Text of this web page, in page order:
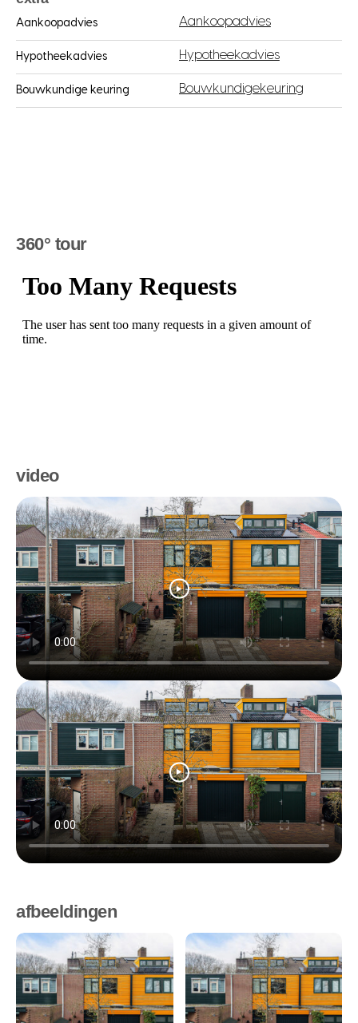
Aankoopadvies Aankoopadvies
Hypotheekadvies Hypotheekadvies
Bouwkundige keuring Bouwkundigekeuring
360° tour
video
afbeeldingen